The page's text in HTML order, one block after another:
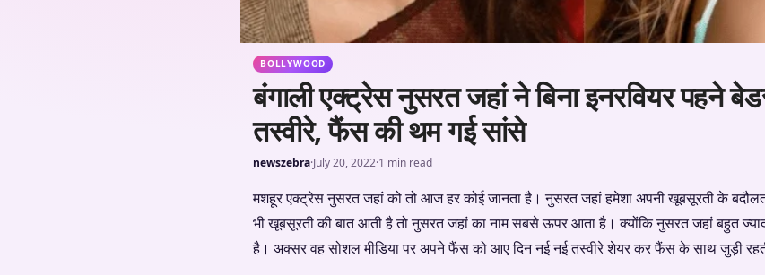
BOLLYWOOD
बंगाली एक्ट्रेस नुसरत जहां ने बिना इनरवियर पहने
तस्वीरे, फैंस की थम गई सांसे
newszebra·July 20, 2022·1 min read
मशहूर एक्ट्रेस नुसरत जहां को तो आज हर कोई जानता है। नुसरत जहां हमेशा अपनी खूबसूरती के बदौलत
भी खूबसूरती की बात आती है तो नुसरत जहां का नाम सबसे ऊपर आता है। क्योंकि नुसरत जहां बहुत
है। अक्सर वह सोशल मीडिया पर अपने फैंस को आए दिन नई नई तस्वीरे शेयर कर फैंस के साथ जुड़ी